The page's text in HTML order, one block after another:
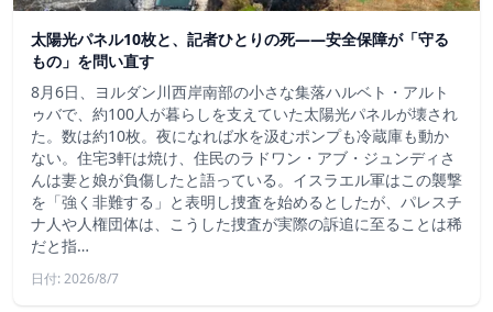
太陽光パネル10枚と、記者ひとりの死——安全保障が「守る
もの」を問い直す
8月6日、ヨルダン川西岸南部の小さな集落ハルベト・アルト
ゥバで、約100人が暮らしを支えていた太陽光パネルが壊され
た。数は約10枚。夜になれば水を汲むポンプも冷蔵庫も動か
ない。住宅3軒は焼け、住民のラドワン・アブ・ジュンディさ
んは妻と娘が負傷したと語っている。イスラエル軍はこの襲撃
を「強く非難する」と表明し捜査を始めるとしたが、パレスチ
ナ人や人権団体は、こうした捜査が実際の訴追に至ることは稀
だと指…
日付: 2026/8/7